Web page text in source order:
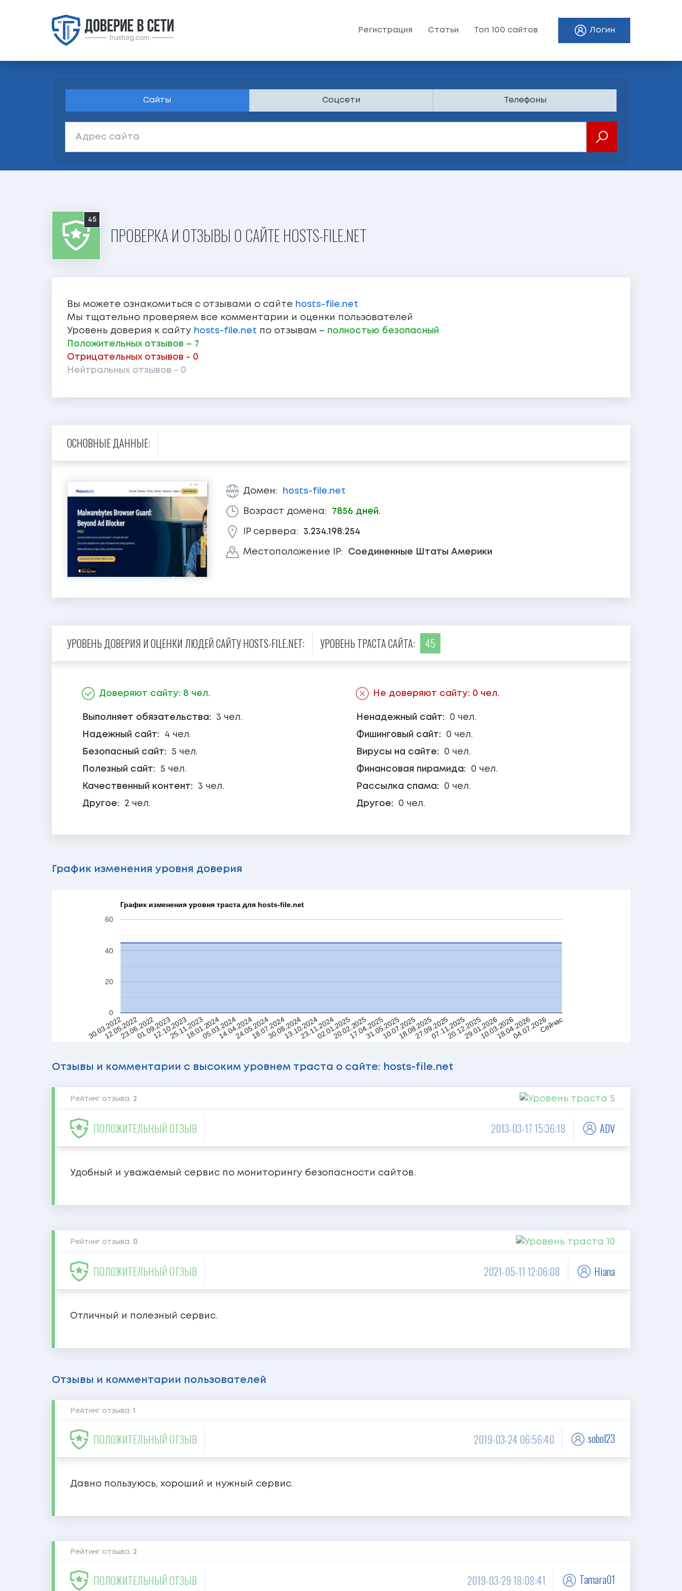
Регистрация Статьи Топ 100 сайтов Логин
Сайты Соцсети Телефоны
45
ПРОВЕРКА И ОТЗЫВЫ О САЙТЕ HOSTS-FILE.NET
Вы можете ознакомиться с отзывами о сайте hosts-file.net
Мы тщательно проверяем все комментарии и оценки пользователей
Уровень доверия к сайту hosts-file.net по отзывам – полностью безопасный
Положительных отзывов – 7
Отрицательных отзывов - 0
Нейтральных отзывов - 0
ОСНОВНЫЕ ДАННЫЕ:
Домен: hosts-file.net
Возраст домена: 7856 дней.
IP сервера: 3.234.198.254
Местоположение IP: Соединенные Штаты Америки
УРОВЕНЬ ДОВЕРИЯ И ОЦЕНКИ ЛЮДЕЙ САЙТУ HOSTS-FILE.NET: УРОВЕНЬ ТРАСТА САЙТА: 45
Доверяют сайту: 8 чел.
Выполняет обязательства: 3 чел.
Надежный сайт: 4 чел.
Безопасный сайт: 5 чел.
Полезный сайт: 5 чел.
Качественный контент: 3 чел.
Другое: 2 чел.
Не доверяют сайту: 0 чел.
Ненадежный сайт: 0 чел.
Фишинговый сайт: 0 чел.
Вирусы на сайте: 0 чел.
Финансовая пирамида: 0 чел.
Рассылка спама: 0 чел.
Другое: 0 чел.
График изменения уровня доверия
График изменения уровня траста для hosts-file.net
30.03.2022
12.05.2022
23.06.2022
01.09.2023
12.10.2023
25.11.2023
18.01.2024
05.03.2024
14.04.2024
24.05.2024
18.07.2024
30.08.2024
13.10.2024
23.11.2024
02.01.2025
20.02.2025
17.04.2025
31.05.2025
10.07.2025
18.08.2025
27.09.2025
07.11.2025
20.12.2025
29.01.2026
10.03.2026
18.04.2026
04.07.2026Сейчас
0
20
40
60
Отзывы и комментарии с высоким уровнем траста о сайте: hosts-file.net
Рейтинг отзыва: 2
ПОЛОЖИТЕЛЬНЫЙ ОТЗЫВ 2013-03-17 15:36:18 ADV
Удобный и уважаемый сервис по мониторингу безопасности сайтов.
Рейтинг отзыва: 0
ПОЛОЖИТЕЛЬНЫЙ ОТЗЫВ 2021-05-11 12:06:08 Hiana
Отличный и полезный сервис.
Отзывы и комментарии пользователей
Рейтинг отзыва: 1
ПОЛОЖИТЕЛЬНЫЙ ОТЗЫВ 2019-03-24 06:56:40 sobol23
Давно пользуюсь, хороший и нужный сервис.
Рейтинг отзыва: 2
ПОЛОЖИТЕЛЬНЫЙ ОТЗЫВ 2019-03-29 18:08:41 Tamara01